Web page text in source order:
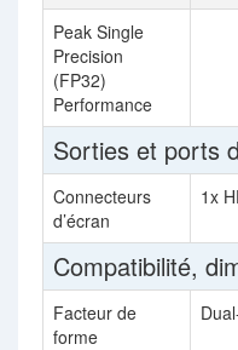
Peak Single
Precision
(FP32)
Performance
Sorties et ports
Connecteurs
d’écran
1x
Compatibilité,
Facteur de
forme